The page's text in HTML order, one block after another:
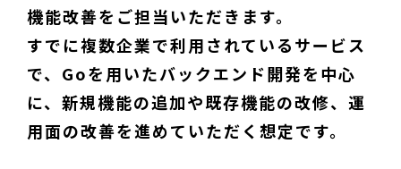
機能改善をご担当いただきます。
すでに複数企業で利用されているサービス
で、Goを用いたバックエンド開発を中心
に、新規機能の追加や既存機能の改修、運
用面の改善を進めていただく想定です。